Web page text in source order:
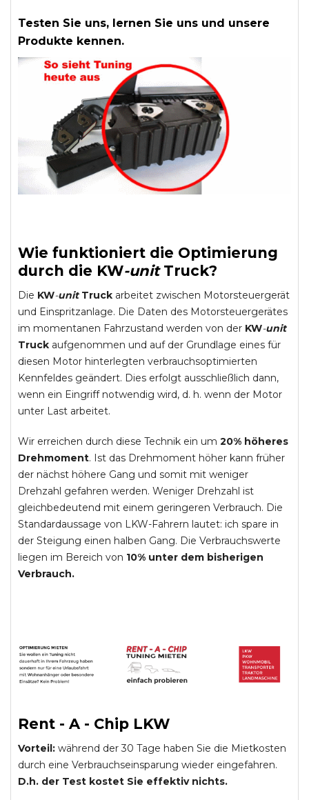
Testen Sie uns, lernen Sie uns und unsere
Produkte kennen.
Wie funktioniert die Optimierung
durch die KW-unit Truck?
Die KW-unit Truck arbeitet zwischen Motorsteuergerät
und Einspritzanlage. Die Daten des Motorsteuergerätes
im momentanen Fahrzustand werden von der KW-unit
Truck aufgenommen und auf der Grundlage eines für
diesen Motor hinterlegten verbrauchsoptimierten
Kennfeldes geändert. Dies erfolgt ausschließlich dann,
wenn ein Eingriff notwendig wird, d. h. wenn der Motor
unter Last arbeitet.
Wir erreichen durch diese Technik ein um 20% höheres
Drehmoment. Ist das Drehmoment höher kann früher
der nächst höhere Gang und somit mit weniger
Drehzahl gefahren werden. Weniger Drehzahl ist
gleichbedeutend mit einem geringeren Verbrauch. Die
Standardaussage von LKW-Fahrern lautet: ich spare in
der Steigung einen halben Gang. Die Verbrauchswerte
liegen im Bereich von 10% unter dem bisherigen
Verbrauch.
Rent - A - Chip LKW
Vorteil: während der 30 Tage haben Sie die Mietkosten
durch eine Verbrauchseinsparung wieder eingefahren.
D.h. der Test kostet Sie effektiv nichts.